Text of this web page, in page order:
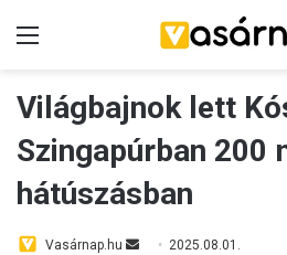
Világbajnok lett
Szingapúrban 200
hátúszásban
Vasárnap.hu 2025.08.01.